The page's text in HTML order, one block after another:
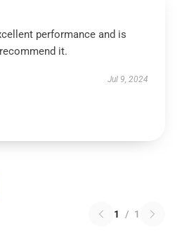
performance and is
it.
Jul 9, 2024
1 / 1